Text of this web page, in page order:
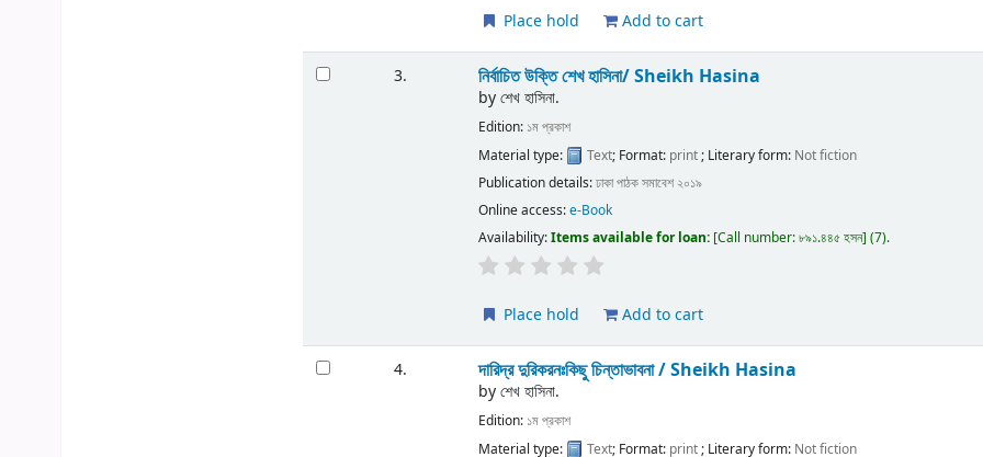
Place hold Add to cart
3. নির্বাচিত উক্তি শেখ হাসিনা/Sheikh Hasina
byশেখ হাসিনা.
Edition: ১ম প্রকাশ
Material type:
Text; Format: print ; Literary form: Not fiction
Publication details:ঢাকাপাঠক সমাবেশ ২০১৯
Online access:e-Book
Availability:Items available for loan: Call number:৮৯১.৪৪৫ হসন (7).
Place hold Add to cart
4. দারিদ্র দুরিকরনঃকিছু চিন্তাভাবনা /Sheikh Hasina
byশেখ হাসিনা.
Edition: ১ম প্রকাশ
Material type:
Text; Format: print; Literary form: Not fiction